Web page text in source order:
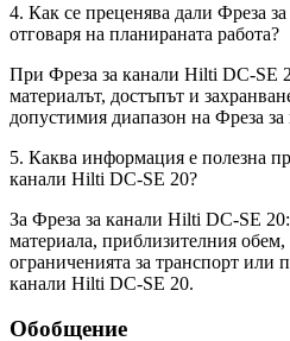
4. Как се преценява дали Фреза
отговаря на планираната работа?
При Фреза за канали Hilti DC-SE
материалът, достъпът и
допустимия диапазон на Фреза
5. Каква информация е полезна
канали Hilti DC-SE 20?
За Фреза за канали Hilti DC-SE
материала, приблизителния обем,
ограниченията за транспорт или
канали Hilti DC-SE 20.
Обобщение